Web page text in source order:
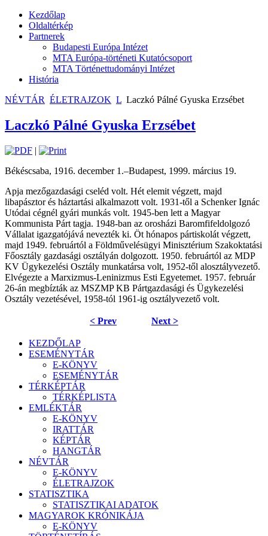
Kezdőlap
Oldaltérkép
Partnerek
Budapesti Európa Intézet
MTA Európa-történeti Kutatócsoport
MTA Történettudományi Intézet
História
NÉVTÁR ÉLETRAJZOK L Laczkó Pálné Gyuska Erzsébet
Laczkó Pálné Gyuska Erzsébet
|
Békéscsaba, 1916. december 1.–Budapest, 1999. március 19.
Apja mezőgazdasági cseléd volt. Hét elemit végzett, majd
libapásztor és háztartási alkalmazott volt. 1931-től a Schenker Ignác
Utódai cégnél gyári munkás volt. 1945-ben lett a Magyar
Kommunista Párt tagja. 1948-ban az orosházi Baromfifeldolgozó
Vállalat igazgatójává nevezték ki. Öt hónapos pártiskolát végzett,
majd 1949. februártól a Földművelésügyi Minisztérium Szakoktatási
Főosztály gazdasági osztályán dolgozott. 1950. februártól az MDP
KV Ügykezelési Osztály munkatársa volt, 1952-től alosztályvezető.
Elvégezte a Marxizmus-Leninizmus Esti Egyetemet. 1957. február
26-án megbízták az MSZMP KB Pártgazdasági és Ügykezelési
Osztály vezetésével, 1958-tól 1961-ig osztályvezető volt.
< Prev Next >
KEZDŐLAP
ESEMÉNYTÁR
E-KÖNYV
ESEMÉNYTÁR
TÉRKÉPTÁR
TÉRKÉPLISTA
EMLÉKTÁR
E-KÖNYV
IRATTÁR
KÉPTÁR
HANGTÁR
NÉVTÁR
E-KÖNYV
ÉLETRAJZOK
STATISZTIKA
STATISZTIKAI ADATOK
MAGYAROK KRÓNIKÁJA
E-KÖNYV